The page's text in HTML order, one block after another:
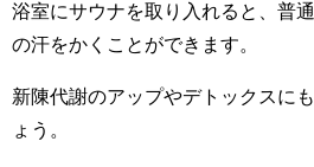
浴室にサウナを取り入れると、普
の汗をかくことができます。
新陳代謝のアップやデトックスに
ょう。